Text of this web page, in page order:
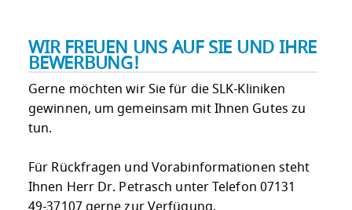
WIR FREUEN UNS AUF SIE UND IHRE
BEWERBUNG!
Gerne möchten wir Sie für die SLK-Kliniken
gewinnen, um gemeinsam mit Ihnen Gutes zu
tun.
Für Rückfragen und Vorabinformationen steht
Ihnen Herr Dr. Petrasch unter Telefon 07131